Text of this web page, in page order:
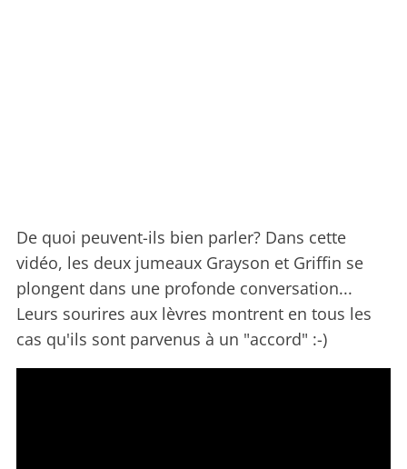
De quoi peuvent-ils bien parler? Dans cette
vidéo, les deux jumeaux Grayson et Griffin se
plongent dans une profonde conversation...
Leurs sourires aux lèvres montrent en tous les
cas qu'ils sont parvenus à un "accord" :-)